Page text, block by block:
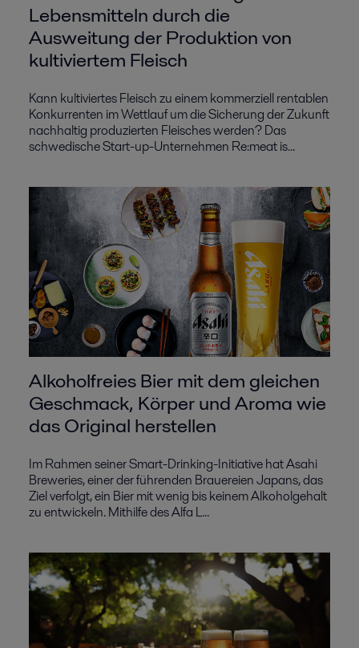
Lebensmitteln durch die
Ausweitung der Produktion von
kultiviertem Fleisch
Kann kultiviertes Fleisch zu einem kommerziell rentablen
Konkurrenten im Wettlauf um die Sicherung der Zukunft
nachhaltig produzierten Fleisches werden? Das
schwedische Start-up-Unternehmen Re:meat is...
Alkoholfreies Bier mit dem gleichen
Geschmack, Körper und Aroma wie
das Original herstellen
Im Rahmen seiner Smart-Drinking-Initiative hat Asahi
Breweries, einer der führenden Brauereien Japans, das
Ziel verfolgt, ein Bier mit wenig bis keinem Alkoholgehalt
zu entwickeln. Mithilfe des Alfa L...